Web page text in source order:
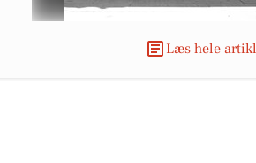
Læs hele